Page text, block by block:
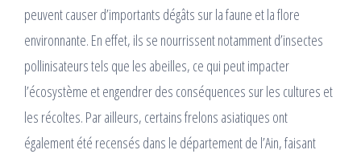
peuvent causer d’importants dégâts sur la faune et la flore
environnante. En effet, ils se nourrissent notamment d’insectes
pollinisateurs tels que les abeilles, ce qui peut impacter
l’écosystème et engendrer des conséquences sur les cultures et
les récoltes. Par ailleurs, certains frelons asiatiques ont
également été recensés dans le département de l’Ain, faisant